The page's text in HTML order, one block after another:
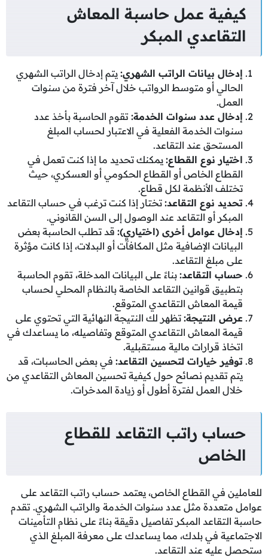
كيفية عمل حاسبة المعاش
التقاعدي المبكر
إدخال بيانات الراتب الشهري: يتم إدخال الراتب الشهري
الحالي أو متوسط الرواتب خلال آخر فترة من سنوات
العمل.
إدخال عدد سنوات الخدمة: تقوم الحاسبة بأخذ عدد
سنوات الخدمة الفعلية في الاعتبار لحساب المبلغ
المستحق عند التقاعد.
اختيار نوع القطاع: يمكنك تحديد ما إذا كنت تعمل في
القطاع الخاص أو القطاع الحكومي أو العسكري، حيث
تختلف الأنظمة لكل قطاع.
تحديد نوع التقاعد: تختار إذا كنت ترغب في حساب التقاعد
المبكر أو التقاعد عند الوصول إلى السن القانوني.
إدخال عوامل أخرى (اختياري): قد تطلب الحاسبة بعض
البيانات الإضافية مثل المكافآت أو البدلات، إذا كانت مؤثرة
على مبلغ التقاعد.
حساب التقاعد: بناءً على البيانات المدخلة، تقوم الحاسبة
بتطبيق قوانين التقاعد الخاصة بالنظام المحلي لحساب
قيمة المعاش التقاعدي المتوقع.
عرض النتيجة: تظهر لك النتيجة النهائية التي تحتوي على
قيمة المعاش التقاعدي المتوقع وتفاصيله، ما يساعدك في
اتخاذ قرارات مالية مستقبلية.
توفير خيارات لتحسين التقاعد: في بعض الحاسبات، قد
يتم تقديم نصائح حول كيفية تحسين المعاش التقاعدي من
خلال العمل لفترة أطول أو زيادة المدخرات.
حساب راتب التقاعد للقطاع
الخاص
للعاملين في القطاع الخاص، يعتمد حساب راتب التقاعد على
عوامل متعددة مثل عدد سنوات الخدمة والراتب الشهري. تقدم
حاسبة التقاعد المبكر تفاصيل دقيقة بناءً على نظام التأمينات
الاجتماعية في بلدك، مما يساعدك على معرفة المبلغ الذي
ستحصل عليه عند التقاعد.